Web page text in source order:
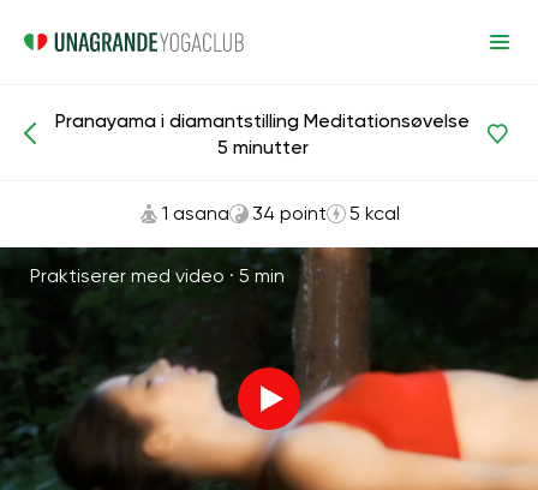
Meditationer og vejrtrækning
Pranayama i diamantstilling Meditationsøvelse
5 minutter
1 asana 34 point 5 kcal
Praktiserer med video · 5 min